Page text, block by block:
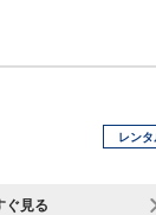
レンタ
ぐ見る